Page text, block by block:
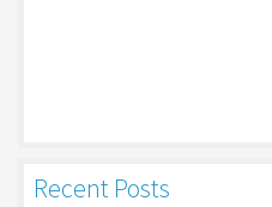
Recent Posts